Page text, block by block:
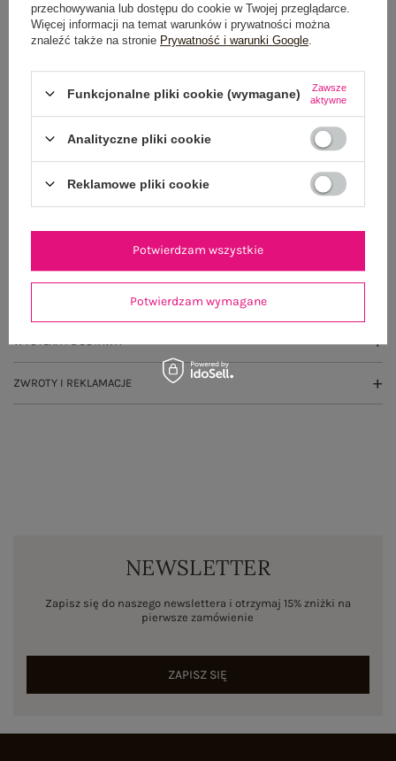
Dostawaod 7,99 zł
Wysyłkajutro
100 dni na zwrot
(1)
ZWROTY I REKLAMACJE
NEWSLETTER
Zapisz się do naszego newslettera i otrzymaj 15% zniżki na
pierwsze zamówienie
ZAPISZ SIĘ
przechowywania lub dostępu do cookie w Twojej przeglądarce.
Więcej informacji na temat warunków i prywatności można
znaleźć także na stronie Prywatność i warunki Google
Funkcjonalne pliki cookie (wymagane)
Zawsze
aktywne
Analityczne pliki cookie
Reklamowe pliki cookie
Potwierdzam wymagane
Potwierdzam wszystkie